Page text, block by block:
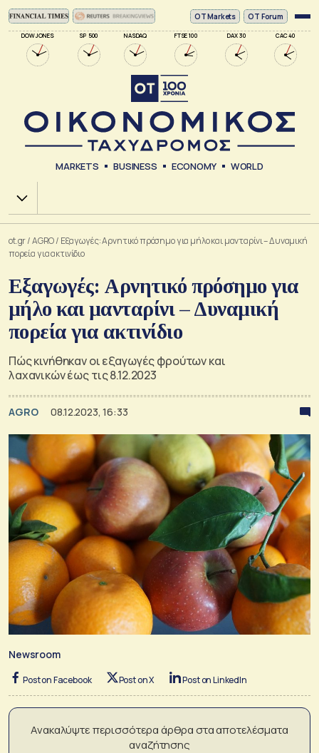
DOW JONES SP 500 NASDAQ FTSE 100 DAX 30 CAC 40
ΟΤ Markets OT Forum
MARKETS BUSINESS ECONOMY WORLD
Χ.Α.
ot.gr/AGRO/ Εξαγωγές: Αρνητικό πρόσημο για μήλο και μανταρίνι – Δυναμική
πορεία για ακτινίδιο
Εξαγωγές: Αρνητικό πρόσημο για
μήλο και μανταρίνι – Δυναμική
πορεία για ακτινίδιο
Πώς κινήθηκαν οι εξαγωγές φρούτων και
λαχανικών έως τις 8.12.2023
AGRO 08.12.2023, 16:33
Newsroom
Post on Facebook Post on X Post on LinkedIn
Ανακαλύψτε περισσότερα άρθρα στα αποτελέσματα
αναζήτησης